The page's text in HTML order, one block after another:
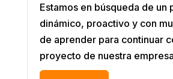
Estamos en búsqueda de un
dinámico, proactivo y con
de aprender para continuar
proyecto de nuestra